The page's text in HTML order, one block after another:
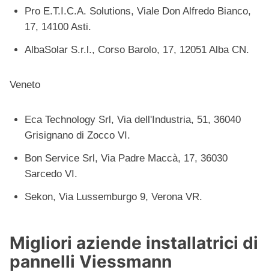
Pro E.T.I.C.A. Solutions, Viale Don Alfredo Bianco,
17, 14100 Asti.
AlbaSolar S.r.l., Corso Barolo, 17, 12051 Alba CN.
Veneto
Eca Technology Srl, Via dell'Industria, 51, 36040
Grisignano di Zocco VI.
Bon Service Srl, Via Padre Maccà, 17, 36030
Sarcedo VI.
Sekon, Via Lussemburgo 9, Verona VR.
Migliori aziende installatrici di
pannelli Viessmann